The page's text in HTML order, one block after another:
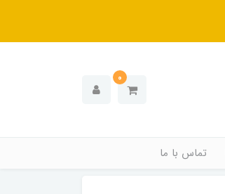
0
تماس با ما